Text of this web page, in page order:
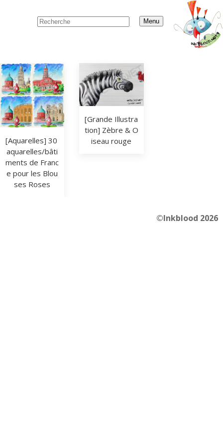
Menu
[Aquarelles] 30
aquarelles/bâti
ments de Franc
e pour les Blou
ses Roses
[Grande Illustra
tion] Zèbre & O
iseau rouge
©Inkblood 2026